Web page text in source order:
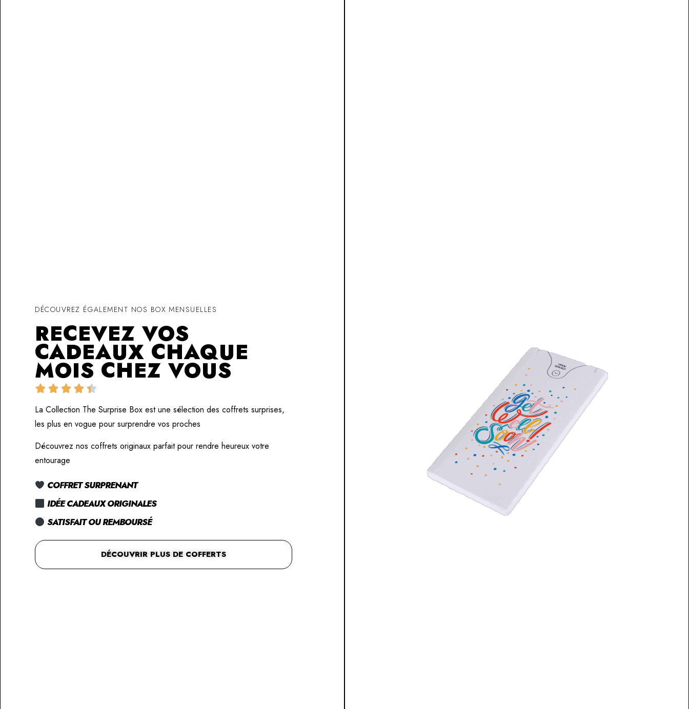
DÉCOUVREZ ÉGALEMENT NOS BOX MENSUELLES
RECEVEZ VOS
CADEAUX CHAQUE
MOIS CHEZ VOUS
    
La Collection The Surprise Box est une sélection des coffrets surprises,
les plus en vogue pour surprendre vos proches
Découvrez nos coffrets originaux parfait pour rendre heureux votre
entourage
COFFRET SURPRENANT
IDÉE CADEAUX ORIGINALES
SATISFAIT OU REMBOURSÉ
DÉCOUVRIR PLUS DE COFFERTS